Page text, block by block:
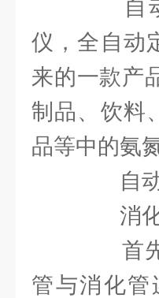
自动
仪，全自动
来的一款产
制品、饮料
品等中的氨
自动
消
首先
管与消化